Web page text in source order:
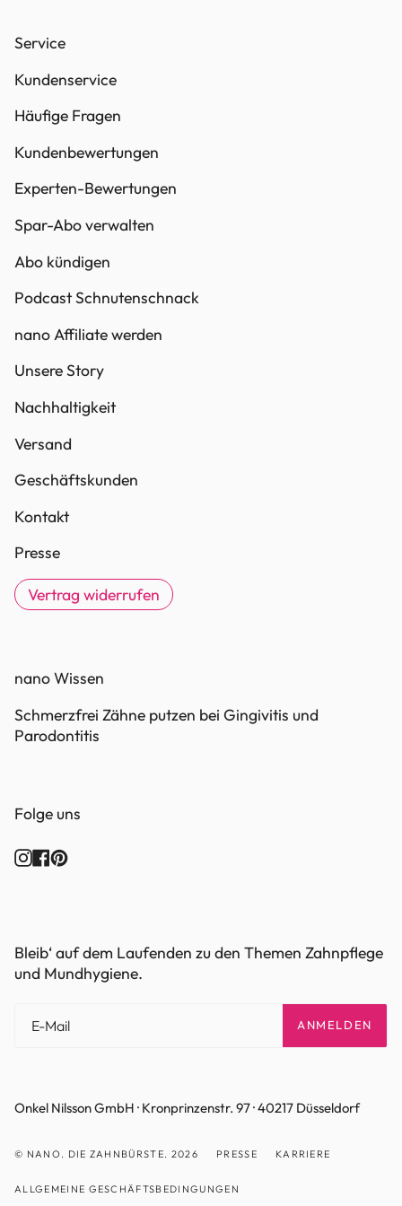
Service
Kundenservice
Häufige Fragen
Kundenbewertungen
Experten-Bewertungen
Spar-Abo verwalten
Abo kündigen
Podcast Schnutenschnack
nano Affiliate werden
Unsere Story
Nachhaltigkeit
Versand
Geschäftskunden
Kontakt
Presse
Vertrag widerrufen
nano Wissen
Schmerzfrei Zähne putzen bei Gingivitis und
Parodontitis
Folge uns
Instagram
Facebook
Pinterest
Bleib‘ auf dem Laufenden zu den Themen Zahnpflege
und Mundhygiene.
ANMELDEN
Onkel Nilsson GmbH · Kronprinzenstr. 97 · 40217 Düsseldorf
© NANO. DIE ZAHNBÜRSTE. 2026 PRESSE KARRIERE
ALLGEMEINE GESCHÄFTSBEDINGUNGEN